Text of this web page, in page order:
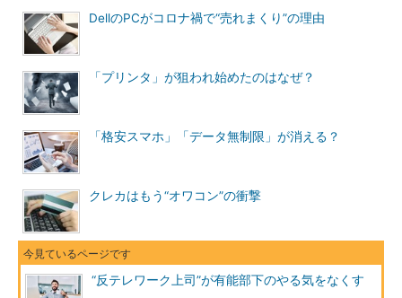
DellのPCがコロナ禍で“売れまくり”の理由
「プリンタ」が狙われ始めたのはなぜ？
「格安スマホ」「データ無制限」が消える？
クレカはもう“オワコン”の衝撃
“反テレワーク上司”が有能部下のやる気をなくす